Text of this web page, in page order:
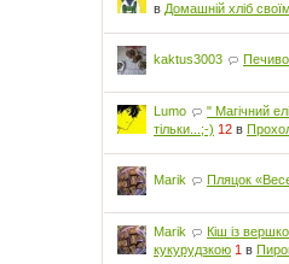
в Домашній хліб
kaktus3003
Lumo
" Магічний
тільки...;-) 12 в
Marik Пляцок
Marik
Кіш із
кукурудзкою 1 в